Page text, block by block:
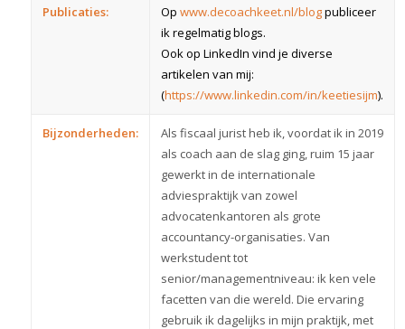
Publicaties: Op www.decoachkeet.nl/blogpubliceer
ik regelmatig blogs.
Ook op LinkedIn vind je diverse
artikelen van mij:
(https://www.linkedin.com/in/keetiesijm).
Bijzonderheden:
Als fiscaal jurist heb ik, voordat ik in 2019
als coach aan de slag ging, ruim 15 jaar
gewerkt in de internationale
adviespraktijk van zowel
advocatenkantoren als grote
accountancy-organisaties. Van
werkstudent tot
senior/managementniveau: ik ken vele
facetten van die wereld. Die ervaring
gebruik ik dagelijks in mijn praktijk, met